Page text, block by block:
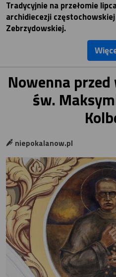
Tradycyjnie na przełomie
archidiecezji
Zebrzydowskiej.
Nowenna
św.
niepokalanow.pl